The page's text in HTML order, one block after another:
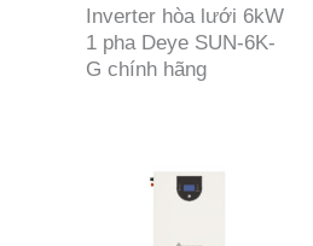
Inverter hòa lưới 6kW
1 pha Deye SUN-6K-
G chính hãng